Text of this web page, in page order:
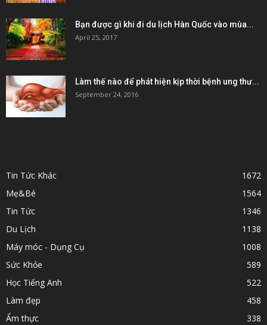
Bạn được gì khi đi du lịch Hàn Quốc vào mùa...
April 25, 2017
Làm thế nào để phát hiện kịp thời bệnh ung thư...
September 24, 2016
Tin Tức Khác
1672
Mẹ&Bé
1564
Tin Tức
1346
Du Lịch
1138
Máy móc - Dụng Cụ
1008
Sức Khỏe
589
Học Tiếng Anh
522
Làm đẹp
458
Ẩm thực
338